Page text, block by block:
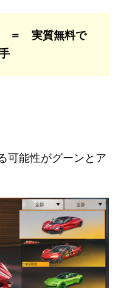
＝ 実質無料で
可能性がグーンとア